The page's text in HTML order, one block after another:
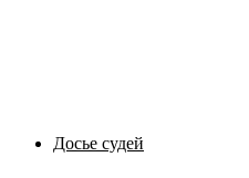
Досье судей